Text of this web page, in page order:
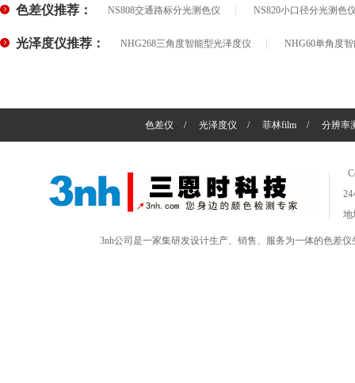
色差仪推荐： NS808交通路标分光测色仪 NS820小口径分光测色
光泽度仪推荐： NHG268三角度智能型光泽度仪 NHG60单角度
色差仪 / 光泽度仪 / 菲林film / 分辨率
地
3nh公司是一家集研发设计生产、销售、服务为一体的色差